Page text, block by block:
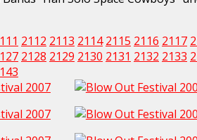
2112 2113 2114 2115 2116 2117
2128 2129 2130 2131 2132 2133